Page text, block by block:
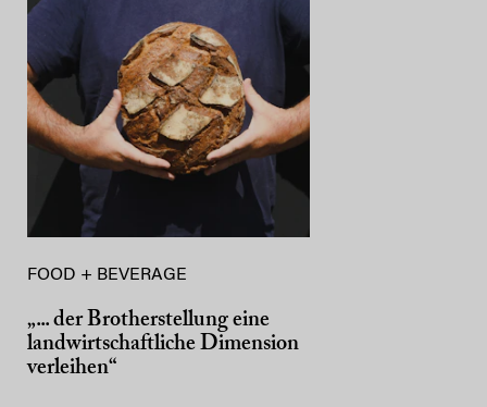
FOOD + BEVERAGE
„... der Brotherstellung eine
landwirtschaftliche Dimension
verleihen“